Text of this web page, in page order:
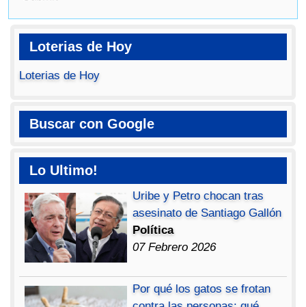
Loterias de Hoy
Loterias de Hoy
Buscar con Google
Lo Ultimo!
Uribe y Petro chocan tras
asesinato de Santiago Gallón
Política
07 Febrero 2026
Por qué los gatos se frotan